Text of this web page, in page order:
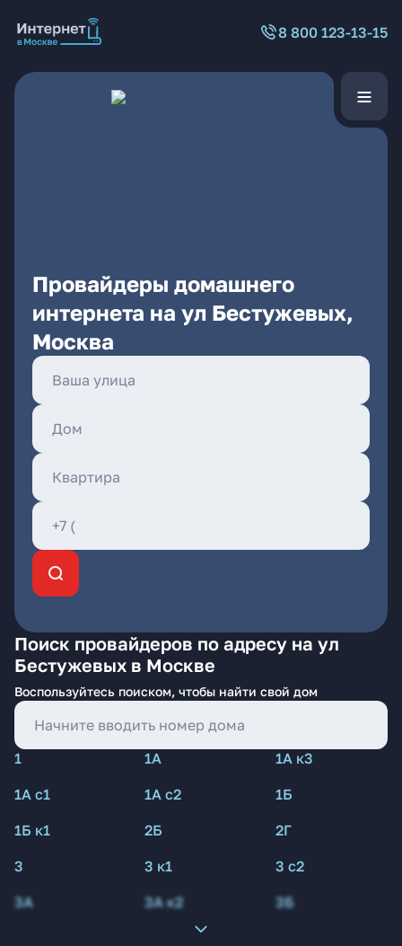
8 800 123-13-15
Провайдеры домашнего
интернета на ул Бестужевых,
Москва
Поиск провайдеров по адресу на ул
Бестужевых в Москве
Воспользуйтесь поиском, чтобы найти свой дом
1 1А
1А к3
1А с1
1А с2
1Б
1Б к1
2Б
2Г
3
3 к1
3 с2
3А
3А к2 3Б